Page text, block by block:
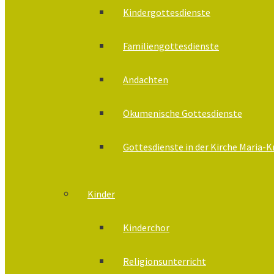
Kindergottesdienste
Familiengottesdienste
Andachten
Ökumenische Gottesdienste
Gottesdienste in der Kirche Maria-
Kinder
Kinderchor
Religionsunterricht